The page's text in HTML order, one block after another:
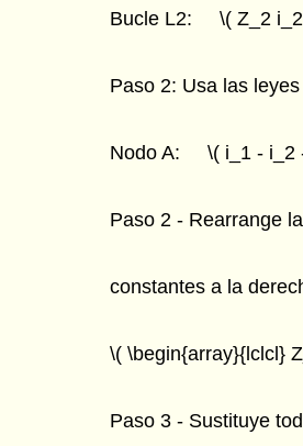
Bucle L2: \( Z_2 i_2
Paso 2: Usa las
Nodo A: \( i_1 - i_2
Paso 2 - Rearrange
constantes a la
\( \begin{array}{lclcl}
Paso 3 - Sustituye